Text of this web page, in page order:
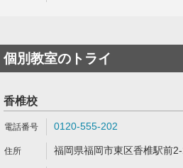
個別教室のトライ
香椎校
0120-555-202
福岡県福岡市東区香椎駅前